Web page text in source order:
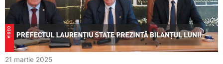
21 martie 2025